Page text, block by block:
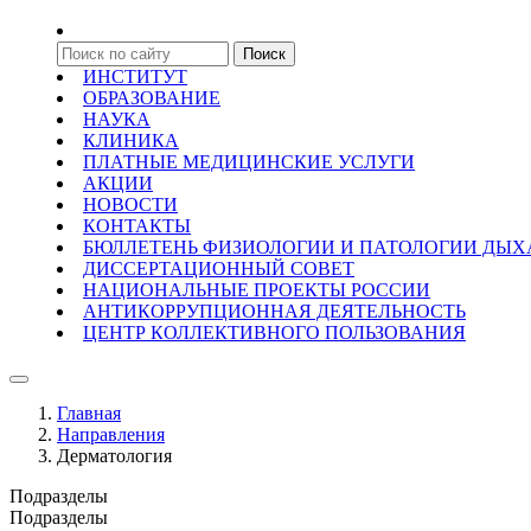
ИНСТИТУТ
ОБРАЗОВАНИЕ
НАУКА
КЛИНИКА
ПЛАТНЫЕ МЕДИЦИНСКИЕ УСЛУГИ
АКЦИИ
НОВОСТИ
КОНТАКТЫ
БЮЛЛЕТЕНЬ ФИЗИОЛОГИИ И ПАТОЛОГИИ
ДИССЕРТАЦИОННЫЙ СОВЕТ
НАЦИОНАЛЬНЫЕ ПРОЕКТЫ РОССИИ
АНТИКОРРУПЦИОННАЯ ДЕЯТЕЛЬНОСТЬ
ЦЕНТР КОЛЛЕКТИВНОГО ПОЛЬЗОВАНИЯ
Главная
Направления
Дерматология
Подразделы
Подразделы